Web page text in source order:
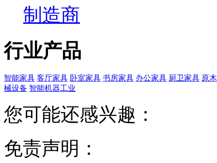
制造商
行业产品
智能家具 客厅家具 卧室家具 书房家具 办公家具 厨卫家具 原
械设备 智能机器工业
您可能还感兴趣：
免责声明：